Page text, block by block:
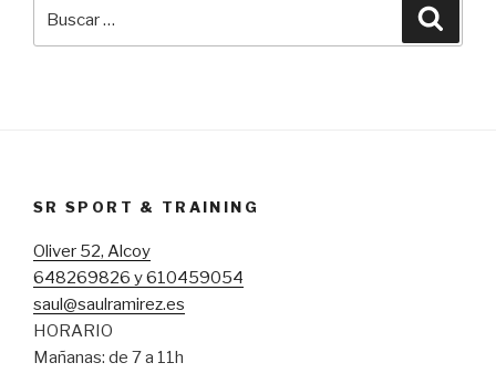
SR SPORT & TRAINING
Oliver 52, Alcoy
648269826 y 610459054
saul@saulramirez.es
HORARIO
Mañanas: de 7 a 11h